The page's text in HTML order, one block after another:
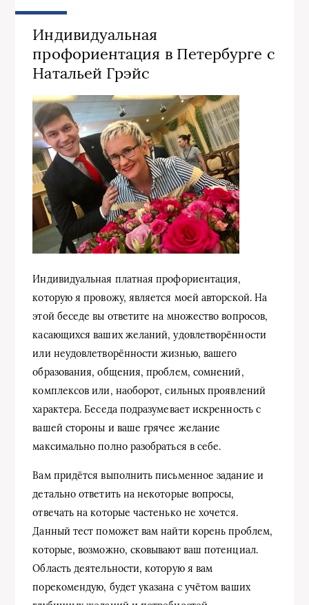
Индивидуальная
профориентация в Петербурге с
Натальей Грэйс
Индивидуальная платная профориентация,
которую я провожу, является моей авторской. На
этой беседе вы ответите на множество вопросов,
касающихся ваших желаний, удовлетворённости
или неудовлетворённости жизнью, вашего
образования, общения, проблем, сомнений,
комплексов или, наоборот, сильных проявлений
характера. Беседа подразумевает искренность с
вашей стороны и ваше грячее желание
максимально полно разобраться в себе.
Вам придётся выполнить письменное задание и
детально ответить на некоторые вопросы,
отвечать на которые частенько не хочется.
Данный тест поможет вам найти корень проблем,
которые, возможно, сковывают ваш потенциал.
Область деятельности, которую я вам
порекомендую, будет указана с учётом ваших